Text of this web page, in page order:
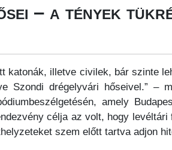
– a tények
katonák, illetve civilek, bár szinte
Szondi drégelyvári hőseivel.” –
amely
célja az volt, hogy
szem előtt tartva adjon